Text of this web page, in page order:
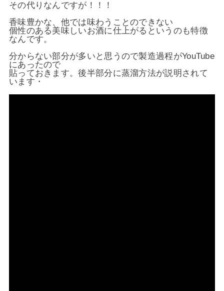
その代りなんですが！！！
香味豊かな、他では味わうことのできない
個性のある美味しいお酒に仕上がるというのも特徴
なんです。
分からない部分が多いと思うので製造過程がYouTube
にあったので
貼っておきます。後半部分に蒸溜方法が説明されて
います・